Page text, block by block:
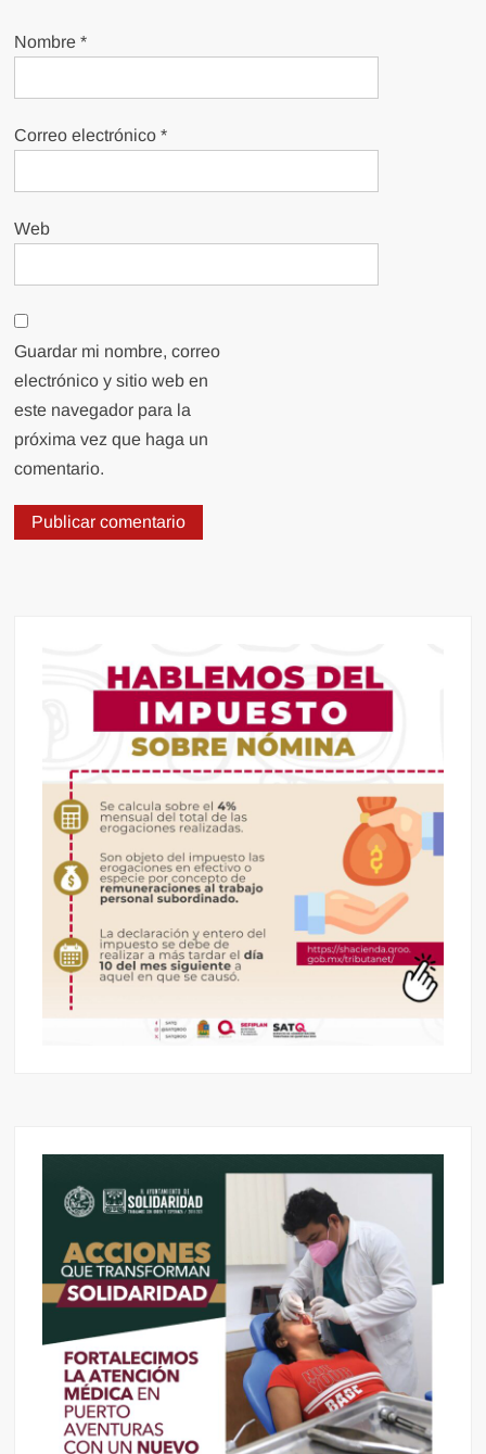
Nombre*
Correo electrónico*
Web
Guardar mi nombre, correo
electrónico y sitio web en
este navegador para la
próxima vez que haga un
comentario.